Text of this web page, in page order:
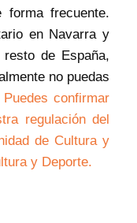
forma frecuente.
en Navarra y
de España,
no puedas
Puedes confirmar
regulación del
de Cultura y
y Deporte.